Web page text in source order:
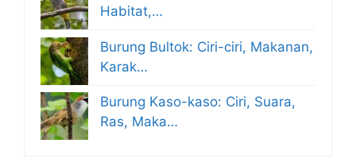
Habitat,…
Burung Bultok: Ciri-ciri, Makanan,
Karak…
Burung Kaso-kaso: Ciri, Suara,
Ras, Maka…